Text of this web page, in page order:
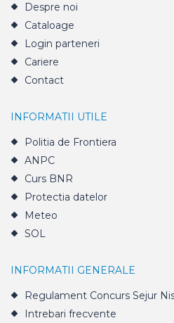
Despre noi
Cataloage
Login parteneri
Cariere
Contact
INFORMATII UTILE
Politia de Frontiera
ANPC
Curs BNR
Protectia datelor
Meteo
SOL
INFORMATII GENERALE
Regulament Concurs Sejur
Intrebari frecvente